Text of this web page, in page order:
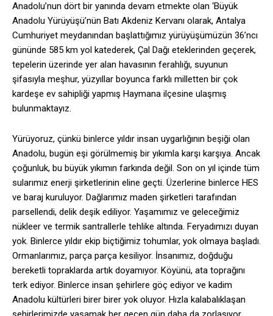
Anadolu’nun dört bir yanında devam etmekte olan ‘Büyük
Anadolu Yürüyüşü’nün Batı Akdeniz Kervanı olarak, Antalya
Cumhuriyet meydanından başlattığımız yürüyüşümüzün 36’ncı
gününde 585 km yol katederek, Çal Dağı eteklerinden geçerek,
tepelerin üzerinde yer alan havasının ferahlığı, suyunun
şifasıyla meşhur, yüzyıllar boyunca farklı milletten bir çok
kardeşe ev sahipliği yapmış Haymana ilçesine ulaşmış
bulunmaktayız.
Yürüyoruz, çünkü binlerce yıldır insan uygarlığının beşiği olan
Anadolu, bugün eşi görülmemiş bir yıkımla karşı karşıya. Ancak
çoğunluk, bu büyük yıkımın farkında değil. Son on yıl içinde tüm
sularımız enerji şirketlerinin eline geçti. Üzerlerine binlerce HES
ve baraj kuruluyor. Dağlarımız maden şirketleri tarafından
parsellendi, delik deşik ediliyor. Yaşamımız ve geleceğimiz
nükleer ve termik santrallerle tehlike altında. Feryadımızı duyan
yok. Binlerce yıldır ekip biçtiğimiz tohumlar, yok olmaya başladı.
Ormanlarımız, parça parça kesiliyor. İnsanımız, doğduğu
bereketli topraklarda artık doyamıyor. Köyünü, ata toprağını
terk ediyor. Binlerce insan şehirlere göç ediyor ve kadim
Anadolu kültürleri birer birer yok oluyor. Hızla kalabalıklaşan